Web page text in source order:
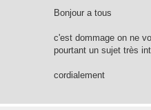
s
g
Bonjour a tous
c'est dommage on ne
pourtant un sujet très
cordialement